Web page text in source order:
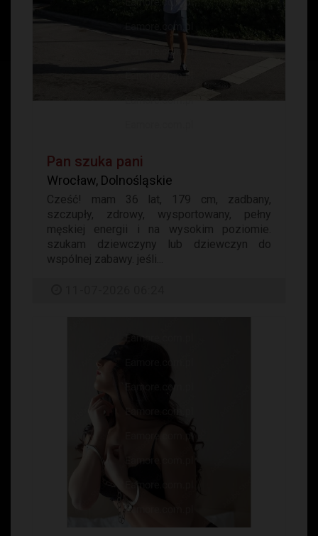
Pan szuka pani
Wrocław, Dolnośląskie
Cześć! mam 36 lat, 179 cm, zadbany,
szczupły, zdrowy, wysportowany, pełny
męskiej energii i na wysokim poziomie.
szukam dziewczyny lub dziewczyn do
wspólnej zabawy. jeśli...